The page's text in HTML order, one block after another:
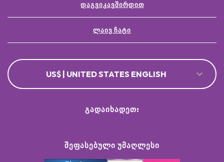
ᲓᲐᲒᲕᲘᲙᲐᲕᲨᲘᲠᲓᲘᲗ
ᲚᲐᲘᲕ ᲩᲐᲢᲘ
US$ | UNITED STATES ENGLISH
ᲨᲔᲤᲐᲡᲔᲑᲣᲚᲘ ᲣᲛᲐᲦᲚᲔᲡᲘ
ᲒᲐᲓᲐᲘᲮᲐᲓᲔᲗ: